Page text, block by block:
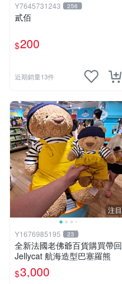
Y7645731243 256
貳佰
$200
近期銷量13件
注目
Y1676985195 23
全新法國老佛爺百貨購買帶回
Jellycat 航海造型巴塞羅熊
$3,000